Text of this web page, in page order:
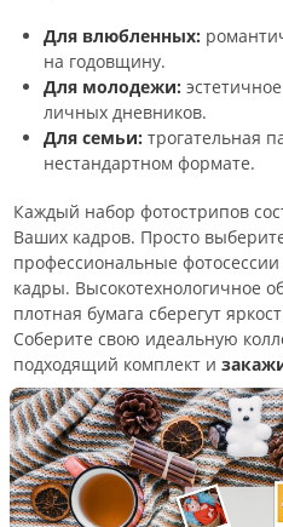
Для влюбленных:
на годовщину.
Для молодежи:
личных дневников.
Для семьи: трогательная
нестандартном формате.
Каждый набор фотострипов
Ваших кадров. Просто
профессиональные
кадры. Высокотехнологичное
плотная бумага сберегут
Соберите свою идеальную
подходящий комплект и